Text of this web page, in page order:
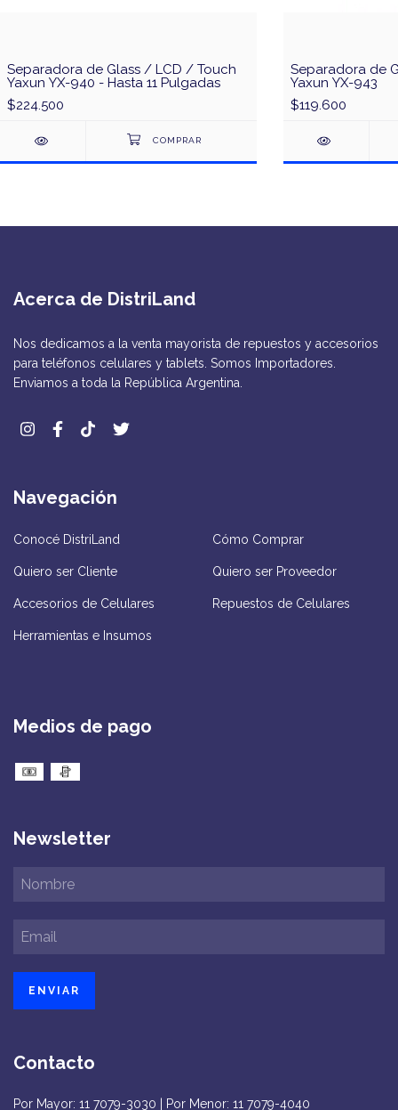
Separadora de Glass / LCD / Touch
Yaxun YX-940 - Hasta 11 Pulgadas
$224.500
Separadora de
Yaxun YX-943
$119.600
Acerca de DistriLand
Nos dedicamos a la venta mayorista de repuestos y accesorios
para teléfonos celulares y tablets. Somos Importadores.
Enviamos a toda la República Argentina.
Navegación
Conocé DistriLand Cómo Comprar
Quiero ser Cliente Quiero ser Proveedor
Accesorios de Celulares Repuestos de Celulares
Herramientas e Insumos
Medios de pago
Newsletter
Contacto
Por Mayor: 11 7079-3030 | Por Menor: 11 7079-4040